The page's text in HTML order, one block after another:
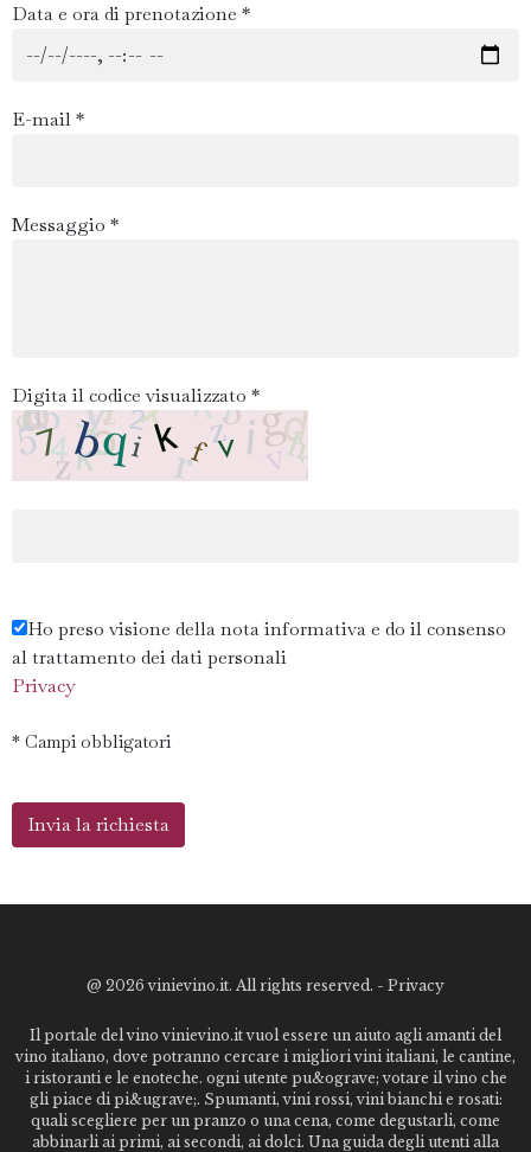
Data e ora di prenotazione *
E-mail *
Messaggio *
Digita il codice visualizzato *
Ho preso visione della nota informativa e do il consenso
al trattamento dei dati personali
Privacy
* Campi obbligatori
@ 2026 vinievino.it. All rights reserved. - Privacy
Il portale del vino vinievino.it vuol essere un aiuto agli amanti del
vino italiano, dove potranno cercare i migliori vini italiani, le cantine,
i ristoranti e le enoteche. ogni utente pu&ograve; votare il vino che
gli piace di pi&ugrave;. Spumanti, vini rossi, vini bianchi e rosati:
quali scegliere per un pranzo o una cena, come degustarli, come
abbinarli ai primi, ai secondi, ai dolci. Una guida degli utenti alla